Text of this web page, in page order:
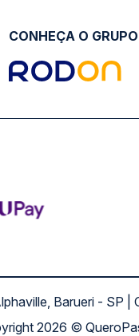
CONHEÇA O
Barueri -
2026 ©